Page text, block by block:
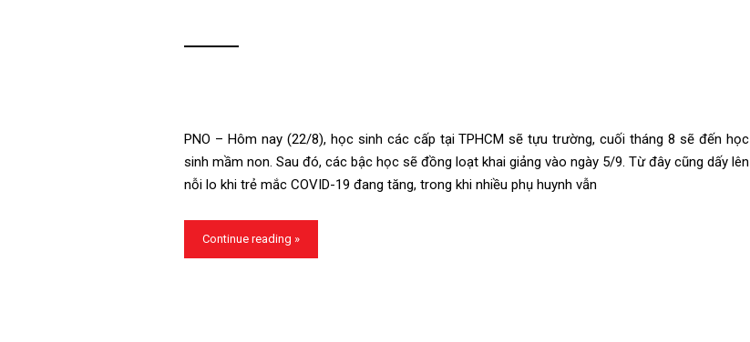
PNO – Hôm nay (22/8), học sinh các cấp tại TPHCM sẽ tựu trường, cuối tháng 8 sẽ đến học
sinh mầm non. Sau đó, các bậc học sẽ đồng loạt khai giảng vào ngày 5/9. Từ đây cũng dấy lên
nỗi lo khi trẻ mắc COVID-19 đang tăng, trong khi nhiều phụ huynh vẫn
Continue reading »